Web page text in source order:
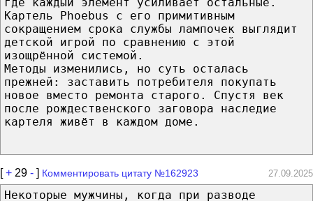
Картель Phoebus с его примитивным
сокращением срока службы лампочек выглядит
детской игрой по сравнению с этой
изощрённой системой.
Методы изменились, но суть осталась
прежней: заставить потребителя покупать
новое вместо ремонта старого. Спустя век
после рождественского заговора наследие
картеля живёт в каждом доме.
[+ 29 - ] Комментировать цитату №162923 27.09.2025
Некоторые мужчины, когда при разводе